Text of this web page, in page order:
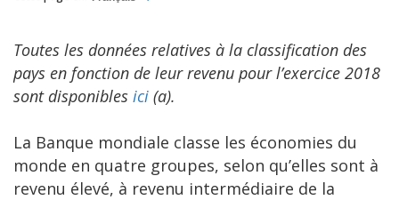
Toutes les données relatives à la classification des
pays en fonction de leur revenu pour l’exercice 2018
sont disponibles ici (a).
La Banque mondiale classe les économies du
monde en quatre groupes, selon qu’elles sont à
revenu élevé, à revenu intermédiaire de la